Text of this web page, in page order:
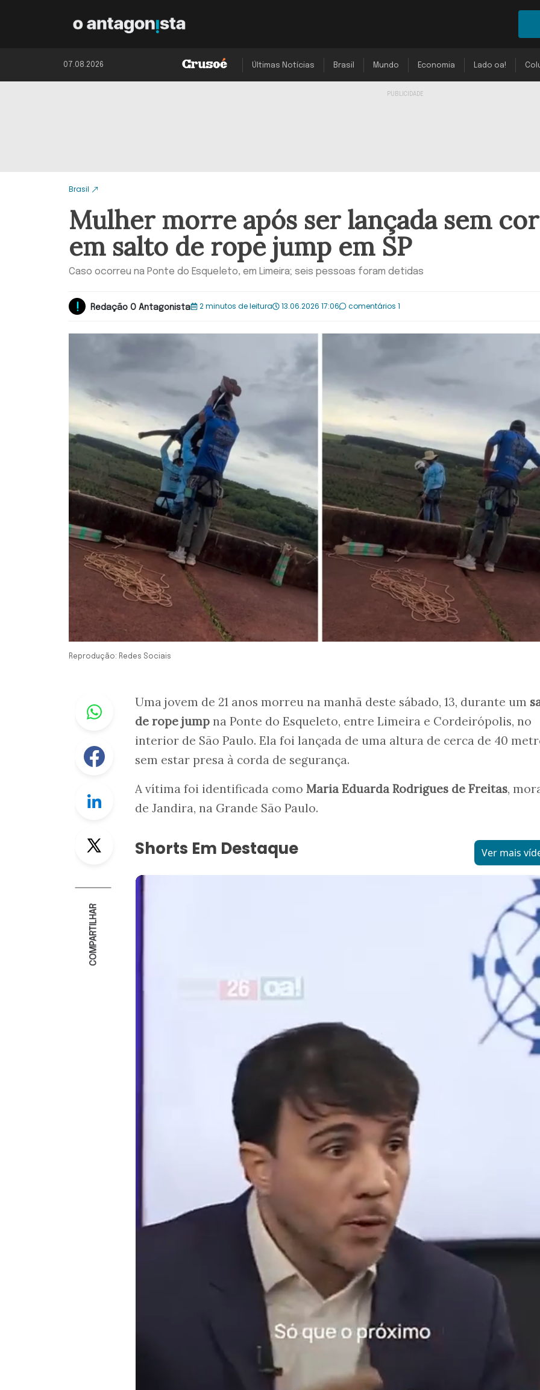
07.08.2026 Últimas Notícias Brasil Mundo Economia Lado oa!
Brasil
Mulher morre após ser lançada sem
em salto de rope jump em SP
Caso ocorreu na Ponte do Esqueleto, em Limeira; seis pessoas foram detidas
Redação O Antagonista 2 minutos de leitura 13.06.2026 17:06 comentários 1
Reprodução: Redes Sociais
Whastapp
Facebook
Linkedin
COMPARTILHAR
Uma jovem de 21 anos morreu na manhã deste sábado, 13, durante um
de rope jump na Ponte do Esqueleto, entre Limeira e Cordeirópolis, no
interior de São Paulo. Ela foi lançada de uma altura de cerca de 40
sem estar presa à corda de segurança.
A vítima foi identificada como Maria Eduarda Rodrigues de Freitas,
de Jandira, na Grande São Paulo.
Shorts Em Destaque Ver mais